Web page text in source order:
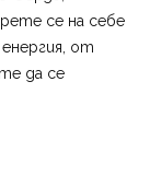
се на себе
от
да се